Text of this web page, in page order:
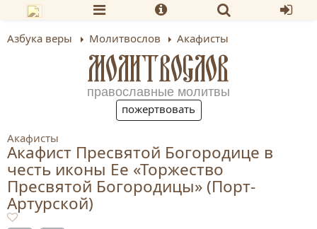
Азбука веры Молитвослов Акафисты
МОЛИТВОСЛОВ
православные молитвы
пожертвовать
Акафисты
Акафист Пресвятой Богородице в
честь иконы Ее «Торжество
Пресвятой Богородицы» (Порт-
Артурской)